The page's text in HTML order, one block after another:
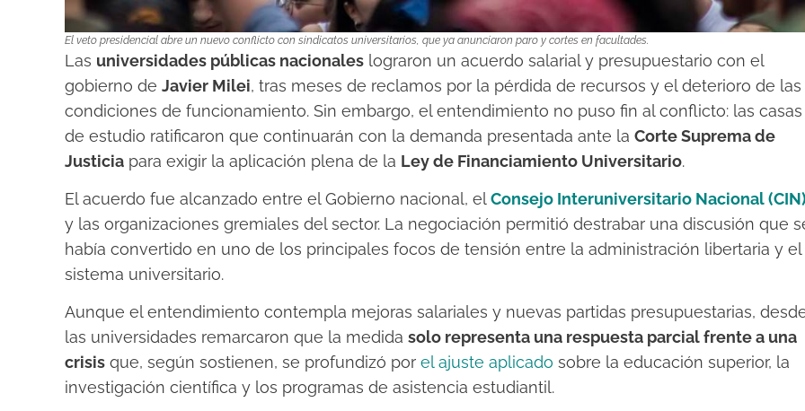
El veto presidencial abre un nuevo conflicto con sindicatos universitarios, que ya anunciaron paro y cortes en facultades.
Las universidades públicas nacionales lograron un acuerdo salarial y presupuestario con el
gobierno de Javier Milei, tras meses de reclamos por la pérdida de recursos y el deterioro de las
condiciones de funcionamiento. Sin embargo, el entendimiento no puso fin al conflicto: las casas
de estudio ratificaron que continuarán con la demanda presentada ante la Corte Suprema de
Justicia para exigir la aplicación plena de la Ley de Financiamiento Universitario.
El acuerdo fue alcanzado entre el Gobierno nacional, elConsejo Interuniversitario Nacional
y las organizaciones gremiales del sector. La negociación permitió destrabar una discusión que
había convertido en uno de los principales focos de tensión entre la administración libertaria y el
sistema universitario.
Aunque el entendimiento contempla mejoras salariales y nuevas partidas presupuestarias,
las universidades remarcaron que la medida solo representa una respuesta parcial frente a una
crisis que, según sostienen, se profundizó por el ajuste aplicado sobre la educación superior, la
investigación científica y los programas de asistencia estudiantil.